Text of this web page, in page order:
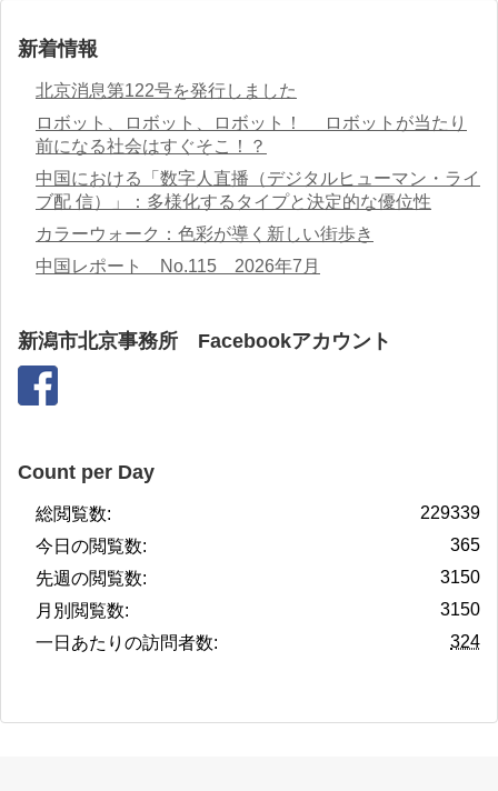
新着情報
北京消息第122号を発行しました
ロボット、ロボット、ロボット！ ロボットが当たり
前になる社会はすぐそこ！？
中国における「数字人直播（デジタルヒューマン・ライ
ブ配 信）」：多様化するタイプと決定的な優位性
カラーウォーク：色彩が導く新しい街歩き
中国レポート No.115 2026年7月
新潟市北京事務所 Facebookアカウント
Count per Day
229339
総閲覧数:
365
今日の閲覧数:
3150
先週の閲覧数:
3150
月別閲覧数:
324
一日あたりの訪問者数: